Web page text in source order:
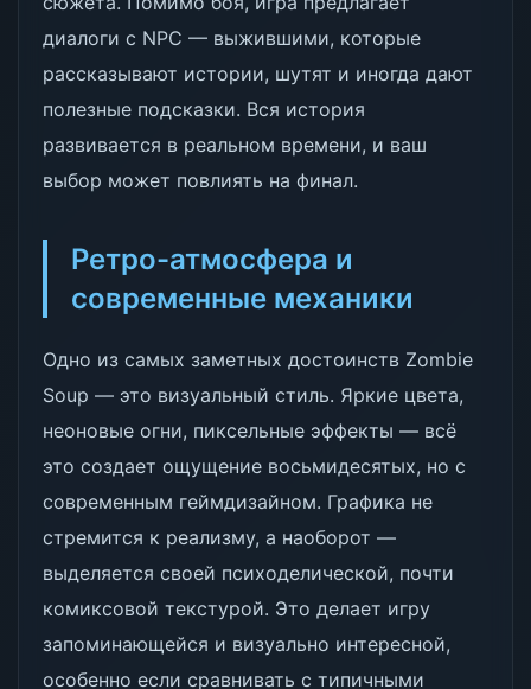
диалоги с NPC — выжившими, которые
рассказывают истории, шутят и иногда дают
полезные подсказки. Вся история
развивается в реальном времени, и ваш
выбор может повлиять на финал.
Ретро-атмосфера и
современные механики
Одно из самых заметных достоинств Zombie
Soup — это визуальный стиль. Яркие цвета,
неоновые огни, пиксельные эффекты — всё
это создает ощущение восьмидесятых, но с
современным геймдизайном. Графика не
стремится к реализму, а наоборот —
выделяется своей психоделической, почти
комиксовой текстурой. Это делает игру
запоминающейся и визуально интересной,
особенно если сравнивать с типичными